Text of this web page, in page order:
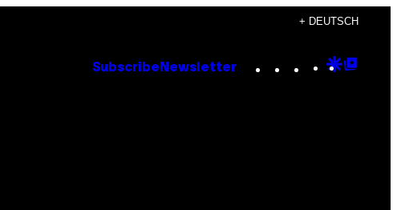
+ DEUTSCH
Subscribe Newsletter Instagram
TikTok
YouTube
Google